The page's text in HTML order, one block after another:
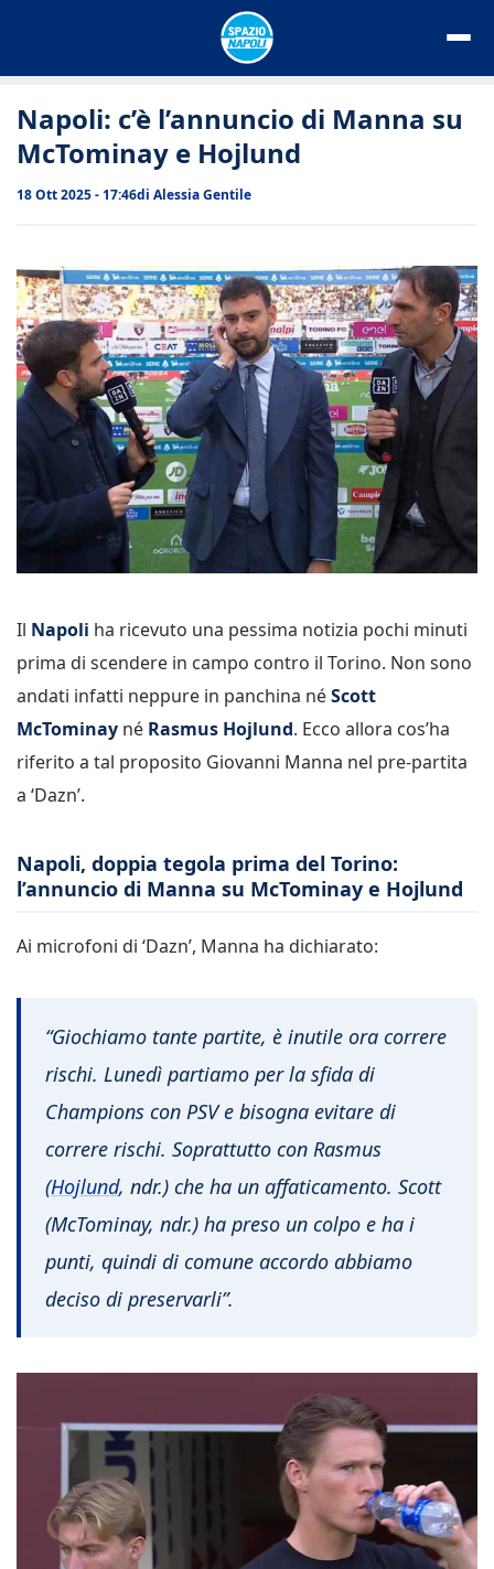
Napoli: c’è l’annuncio di Manna su
McTominay e Hojlund
18 Ott 2025 - 17:46di Alessia Gentile
Il Napoli ha ricevuto una pessima notizia pochi minuti
prima di scendere in campo contro il Torino. Non sono
andati infatti neppure in panchina néScott
McTominay né Rasmus Hojlund. Ecco allora cos’ha
riferito a tal proposito Giovanni Manna nel pre-partita
a ‘Dazn’.
Napoli, doppia tegola prima del Torino:
l’annuncio di Manna su McTominay e Hojlund
Ai microfoni di ‘Dazn’, Manna ha dichiarato:
“Giochiamo tante partite, è inutile ora correre
rischi. Lunedì partiamo per la sfida di
Champions con PSV e bisogna evitare di
correre rischi. Soprattutto con Rasmus
(Hojlund, ndr.) che ha un affaticamento. Scott
(McTominay, ndr.) ha preso un colpo e ha i
punti, quindi di comune accordo abbiamo
deciso di preservarli”.